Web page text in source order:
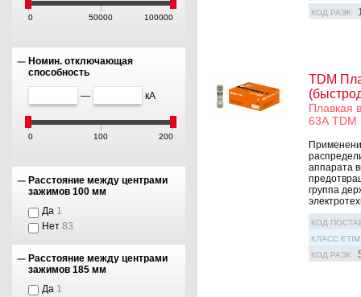
0 50000 100000
Номин. отключающая
способность
— кА
0 100 200
Расстояние между центрами
зажимов 100 мм
Да 1
Нет 83
Расстояние между центрами
зажимов 185 мм
Да 1
КОД РАЭК
TDM
Плавкая
63А TDM
аппарата
группа
КОД
КЛАСС ETIM
КОД РАЭК